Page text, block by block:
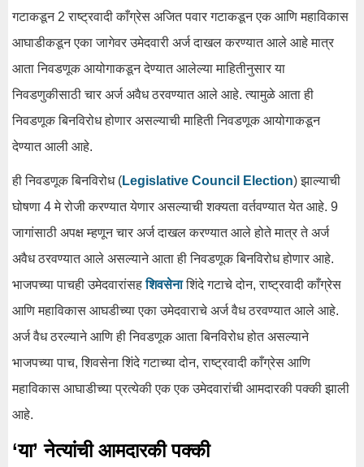
गटाकडून 2 राष्ट्रवादी काँग्रेस अजित पवार गटाकडून एक आणि महाविकास
आघाडीकडून एका जागेवर उमेदवारी अर्ज दाखल करण्यात आले आहे मात्र
आता निवडणूक आयोगाकडून देण्यात आलेल्या माहितीनुसार या
निवडणुकीसाठी चार अर्ज अवैध ठरवण्यात आले आहे. त्यामुळे आता ही
निवडणूक बिनविरोध होणार असल्याची माहिती निवडणूक आयोगाकडून
देण्यात आली आहे.
ही निवडणूक बिनविरोध (Legislative Council Election) झाल्याची
घोषणा 4 मे रोजी करण्यात येणार असल्याची शक्यता वर्तवण्यात येत आहे. 9
जागांसाठी अपक्ष म्हणून चार अर्ज दाखल करण्यात आले होते मात्र ते अर्ज
अवैध ठरवण्यात आले असल्याने आता ही निवडणूक बिनविरोध होणार आहे.
भाजपच्या पाचही उमेदवारांसहशिवसेना शिंदे गटाचे दोन, राष्ट्रवादी काँग्रेस
आणि महाविकास आघडीच्या एका उमेदवाराचे अर्ज वैध ठरवण्यात आले आहे.
अर्ज वैध ठरल्याने आणि ही निवडणूक आता बिनविरोध होत असल्याने
भाजपच्या पाच, शिवसेना शिंदे गटाच्या दोन, राष्ट्रवादी काँग्रेस आणि
महाविकास आघाडीच्या प्रत्येकी एक एक उमेदवारांची आमदारकी पक्की झाली
आहे.
‘या’ नेत्यांची आमदारकी पक्की